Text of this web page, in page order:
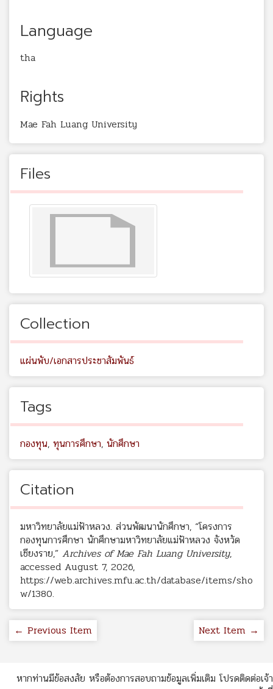
Language
tha
Rights
Mae Fah Luang University
Files
Collection
แผ่นพับ/เอกสารประชาสัมพันธ์
Tags
กองทุน, ทุนการศึกษา, นักศึกษา
Citation
มหาวิทยาลัยแม่ฟ้าหลวง. ส่วนพัฒนานักศึกษา, “โครงการ
กองทุนการศึกษา นักศึกษามหาวิทยาลัยแม่ฟ้าหลวง จังหวัด
เชียงราย,” Archives of Mae Fah Luang University,
accessed August 7, 2026,
https://web.archives.mfu.ac.th/database/items/sho
w/1380.
← Previous Item Next Item →
หากท่านมีข้อสงสัย หรือต้องการสอบถามข้อมูลเพิ่มเติม โปรดติดต่อเจ้า